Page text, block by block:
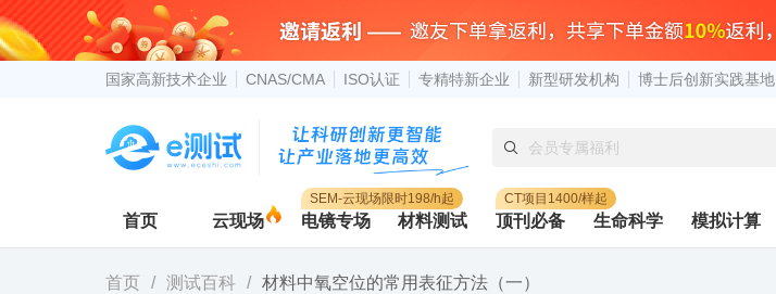
国家高新技术企业 CNAS/CMA ISO认证 专精特新企业 新型研发机构 博士后创新实践基地
首页 云现场 电镜专场
SEM-云现场限时198/h起
材料测试 顶刊必备
CT项目1400/样起
生命科学 模拟计算
首页 / 测试百科 / 材料中氧空位的常用表征方法（一）